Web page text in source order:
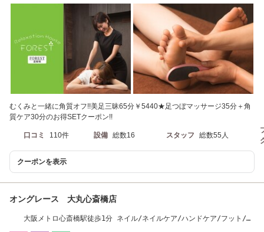
むくみと一緒に角質オフ!!美足三昧65分￥5440★足つぼマッサージ35分＋角
質ケア30分のお得SETクーポン!!
口コミ 110件 設備 総数16 スタッフ 総数55人
クーポンを表示
オングレース 大丸心斎橋店
大阪メトロ心斎橋駅徒歩1分 ネイル/ネイルケア/ハンドケア/フット/エ